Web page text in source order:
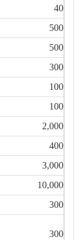
40
500
500
300
100
100
2,000
400
3,000
10,000
300
300